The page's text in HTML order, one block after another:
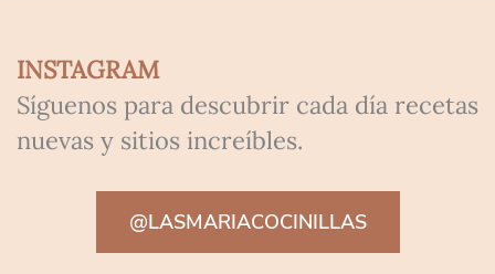
INSTAGRAM
Síguenos para descubrir cada día recetas
nuevas y sitios increíbles.
@LASMARIACOCINILLAS